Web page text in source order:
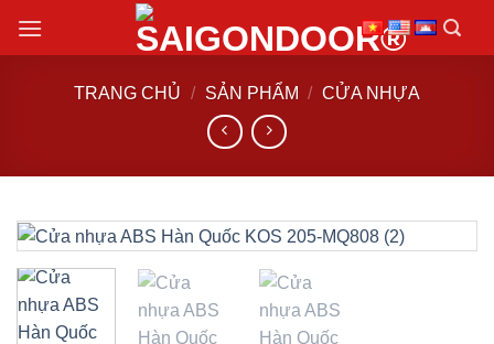
đến
TRANG CHỦ / SẢN PHẨM / CỬA NHỰA